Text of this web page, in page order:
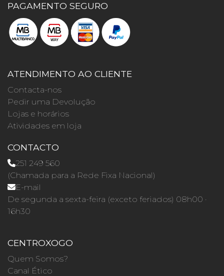
PAGAMENTO SEGURO
ATENDIMENTO AO CLIENTE
Contacta-nos
Pedir uma Devolução
Lojas e horários
Atividades em loja
CONTACTO
251 249 560
(Chamada para a Rede Fixa Nacional)
E-mail
De segunda a sexta-feira (exceto feriados) 08h00 ·
16h30
CENTROXOGO
Quem Somos?
Canal Ético